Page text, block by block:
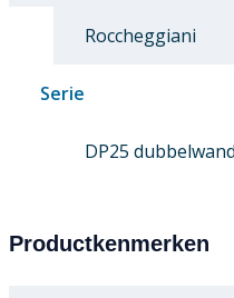
Roccheggiani
Serie
DP25
Productkenmerken